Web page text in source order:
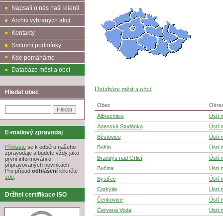
Napsali o nás naši klienti
Archiv vybraných akcí
Kontakty
Smluvní podmínky
Kde pomáháme
Databáze měst a obcí
Hledat obec
E-mailový zpravodaj
Přihlaste se k odběru našeho
zpravodaje a budete vždy jako
první informováni o
připravovaných novinkách.
Pro případ odhlášení klikněte
zde.
Držitel certifikace ISO
Databáze měst a obcí
Obec
Albrechtice
Ústí
Anenská Studánka
Ústí
Běstovice
Ústí
Bošín
Ústí
Brandýs nad Orlicí
Ústí
Bučina
Ústí
Bystřec
Ústí
Cotkytle
Ústí
Čenkovice
Ústí
Červená Voda
Ústí